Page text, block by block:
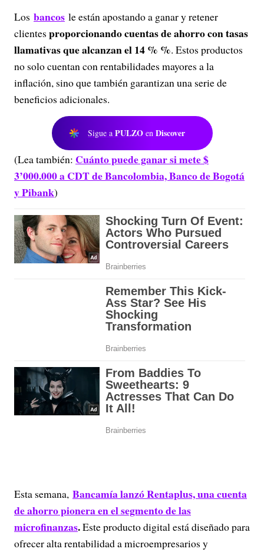
Los bancos le están apostando a ganar y retener
clientes proporcionando cuentas de ahorro con tasas
llamativas que alcanzan el 14 % %. Estos productos
no solo cuentan con rentabilidades mayores a la
inflación, sino que también garantizan una serie de
beneficios adicionales.
Sigue a PULZO en Discover
(Lea también: Cuánto puede ganar si mete $
3’000.000 a CDT de Bancolombia, Banco de Bogotá
y Pibank)
Esta semana, Bancamía lanzóRentaplus, una cuenta
de ahorro pionera en el segmento de las
microfinanzas.Este producto digital está diseñado para
ofrecer alta rentabilidad a microempresarios y